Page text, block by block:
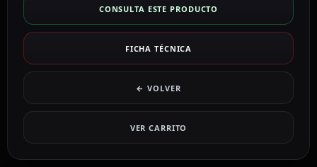
CONSULTA ESTE PRODUCTO
FICHA TÉCNICA
← VOLVER
VER CARRITO